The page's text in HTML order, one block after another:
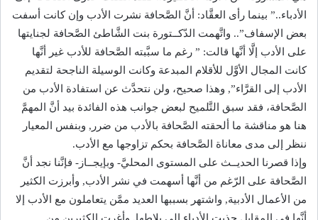
الأدباء..” بينما رأى العقَّاد: أنَّ الصَّحافة نشرت الأدب وإن كانت أسفت
بعض الإسفاف”.. واتَّهمت الدّكــتورة بنت الشَّاطئ الصَّحافة لجنايتها
على الأدب إلَّا أنَّها قالت: ” رغم ما سبَّبته الصَّحافة للأدب غير أنَّها
كانت المجال الأوَّل للأقلام المبدعة وكانت الوسيلة الناجحة لتقديم
الأدب إلى القرَّاء”, وهذا صحيح، ولن نتحدَّث عن استفادة الأدب من
الصَّحافة، فقد سبق التَّلميح لبعض جوانب هذه الفائدة بيد أنَّ المهمَّ
هنا هو مناقشة ما ألحقته الصَّحافة بالأدب من ضرر, وبنفس المعيار
ننظر إلى مدى معاناة الصَّحافة بحكم تزاوجها مع الأدب.
وإذا قصرنا الحديــث على المستوى المحليَّ- وبإيجــاز- فإنَّنا نجد أنَّ
الصَّحافة على الرّغم من أنَّها أسهمت في نشر الأدب, وأبرزت الكثير
من الأعمال الأدبية, واشتهر بسببها العديد ممَّن يتعاملون مع الأدب إلا